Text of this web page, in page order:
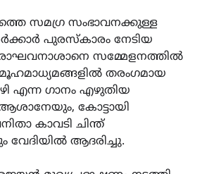
സമഗ്ര സംഭാവനക്കുള്ള
പുരസ്കാരം നേടിയ
സമ്മേളനത്തിൽ
തരംഗമായ
എന്ന ഗാനം എഴുതിയ
കോട്ടായി
കാവടി ചിന്ത്
ആദരിച്ചു.